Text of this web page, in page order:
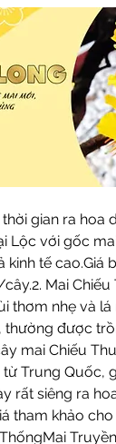
gian ra hoa
Lộc với gốc
tế cao.Giá
Mai
thơm nhẹ và lá
thường được
mai Chiếu
Trung Quốc,
rất siêng ra
tham khảo